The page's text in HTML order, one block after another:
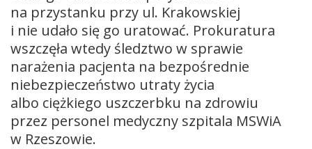
na przystanku przy ul. Krakowskiej
i nie udało się go uratować. Prokuratura
wszczęła wtedy śledztwo w sprawie
narażenia pacjenta na bezpośrednie
niebezpieczeństwo utraty życia
albo ciężkiego uszczerbku na zdrowiu
przez personel medyczny szpitala MSWiA
w Rzeszowie.